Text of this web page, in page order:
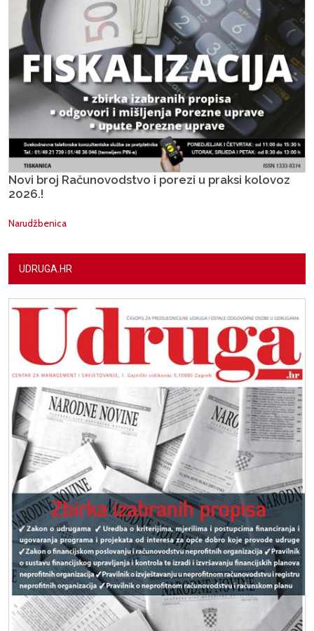
Novi broj Računovodstvo i porezi u praksi kolovoz
2026.!
Narudžbenica
UDRUGA.HR